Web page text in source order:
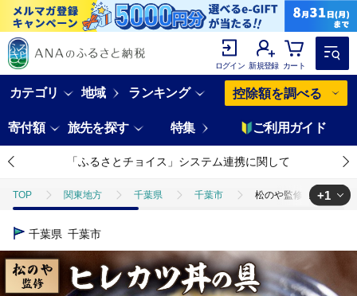
ログイン 新規登録 カート
カテゴリ 地域 ランキング 控除額を調べる
寄付額 旅先を探す 特集 ご利用ガイド
「ふるさとチョイス」システム連携に関して
TOP 関東地方 千葉県 千葉市 松のや監修 ヒレカツ丼
TOP
+1
千葉県 千葉市